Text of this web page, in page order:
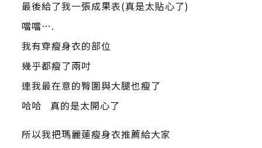
最後給了我一張成果表(真是太貼心了)
噹噹….
我有穿瘦身衣的部位
幾乎都瘦了兩吋
連我最在意的臀圍與大腿也瘦了
哈哈 真的是太開心了
所以我把瑪麗蓮瘦身衣推薦給大家